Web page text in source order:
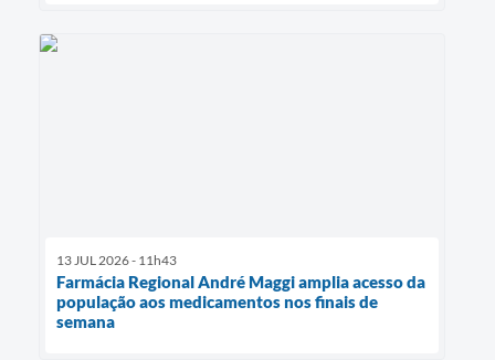
13 JUL 2026 - 11h43
Farmácia Regional André Maggi amplia acesso da
população aos medicamentos nos finais de
semana